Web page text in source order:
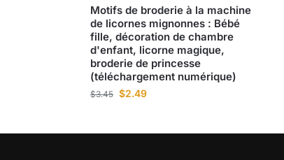
Motifs de broderie à la machine
de licornes mignonnes : Bébé
fille, décoration de chambre
d'enfant, licorne magique,
broderie de princesse
(téléchargement numérique)
$3.45 $2.49